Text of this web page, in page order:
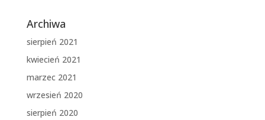
Archiwa
sierpień 2021
kwiecień 2021
marzec 2021
wrzesień 2020
sierpień 2020